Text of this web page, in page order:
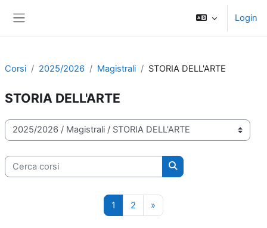
Login
Corsi 2025/2026 Magistrali STORIA DELL'ARTE
STORIA DELL'ARTE
Categorie di corso
Cerca corsi
Cerca corsi
1 Pagina 1
2 Pagina 2
»